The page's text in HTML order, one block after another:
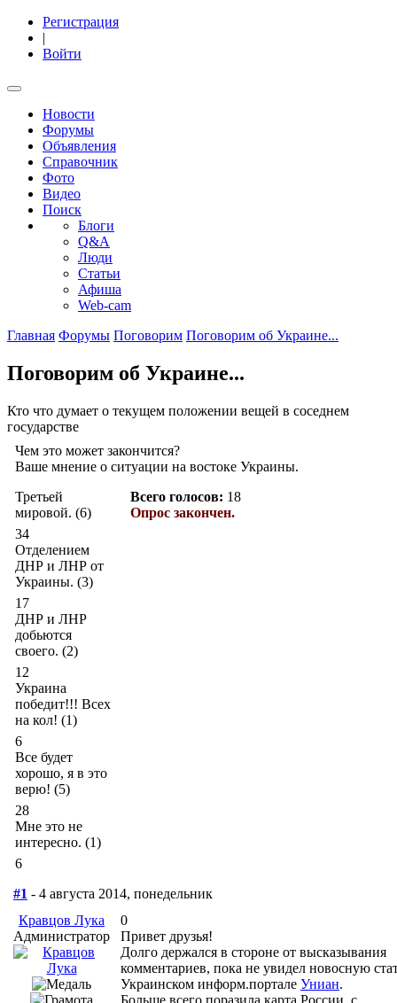
Регистрация
|
Войти
Новости
Форумы
Объявления
Справочник
Фото
Видео
Поиск
Блоги
Q&A
Люди
Статьи
Афиша
Web-cam
Главная Форумы Поговорим Поговорим об Украине...
Поговорим об Украине...
Кто что думает о текущем положении вещей в соседнем
государстве
Чем это может закончится?
Ваше мнение о ситуации на востоке Украины.
Третьей
мировой. (6)
34
Отделением
ДНР и ЛНР от
Украины. (3)
17
ДНР и ЛНР
добьются
своего. (2)
12
Украина
победит!!! Всех
на кол! (1)
6
Все будет
хорошо, я в это
верю! (5)
28
Мне это не
интересно. (1)
6
Всего голосов: 18
Опрос закончен.
#1 - 4 августа 2014, понедельник
Кравцов Лука
Администратор
0
Привет друзья!
Долго держался в стороне от высказывания
комментариев, пока не увидел новосную
Украинском информ.портале Униан.
Больше всего поразила карта России, с